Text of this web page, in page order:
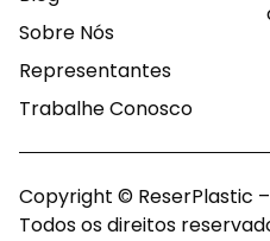
Sobre Nós
Representantes
Trabalhe Conosco
Copyright © ReserPlastic –
Todos os direitos